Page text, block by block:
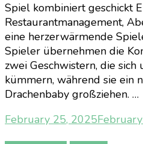
Spiel kombiniert geschickt
Restaurantmanagement,
eine herzerwärmende
Spieler übernehmen die
zwei Geschwistern, die sich
kümmern, während sie ein
Drachenbaby großziehen. …
February 25, 2025